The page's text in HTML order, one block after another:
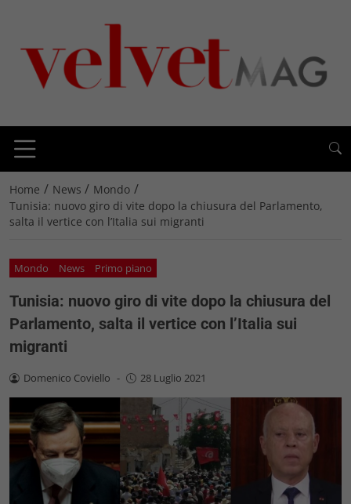
Home / News / Mondo /
Tunisia: nuovo giro di vite dopo la chiusura del Parlamento,
salta il vertice con l’Italia sui migranti
Mondo News Primo piano
Tunisia: nuovo giro di vite dopo la chiusura del
Parlamento, salta il vertice con l’Italia sui
migranti
Domenico Coviello - 28 Luglio 2021